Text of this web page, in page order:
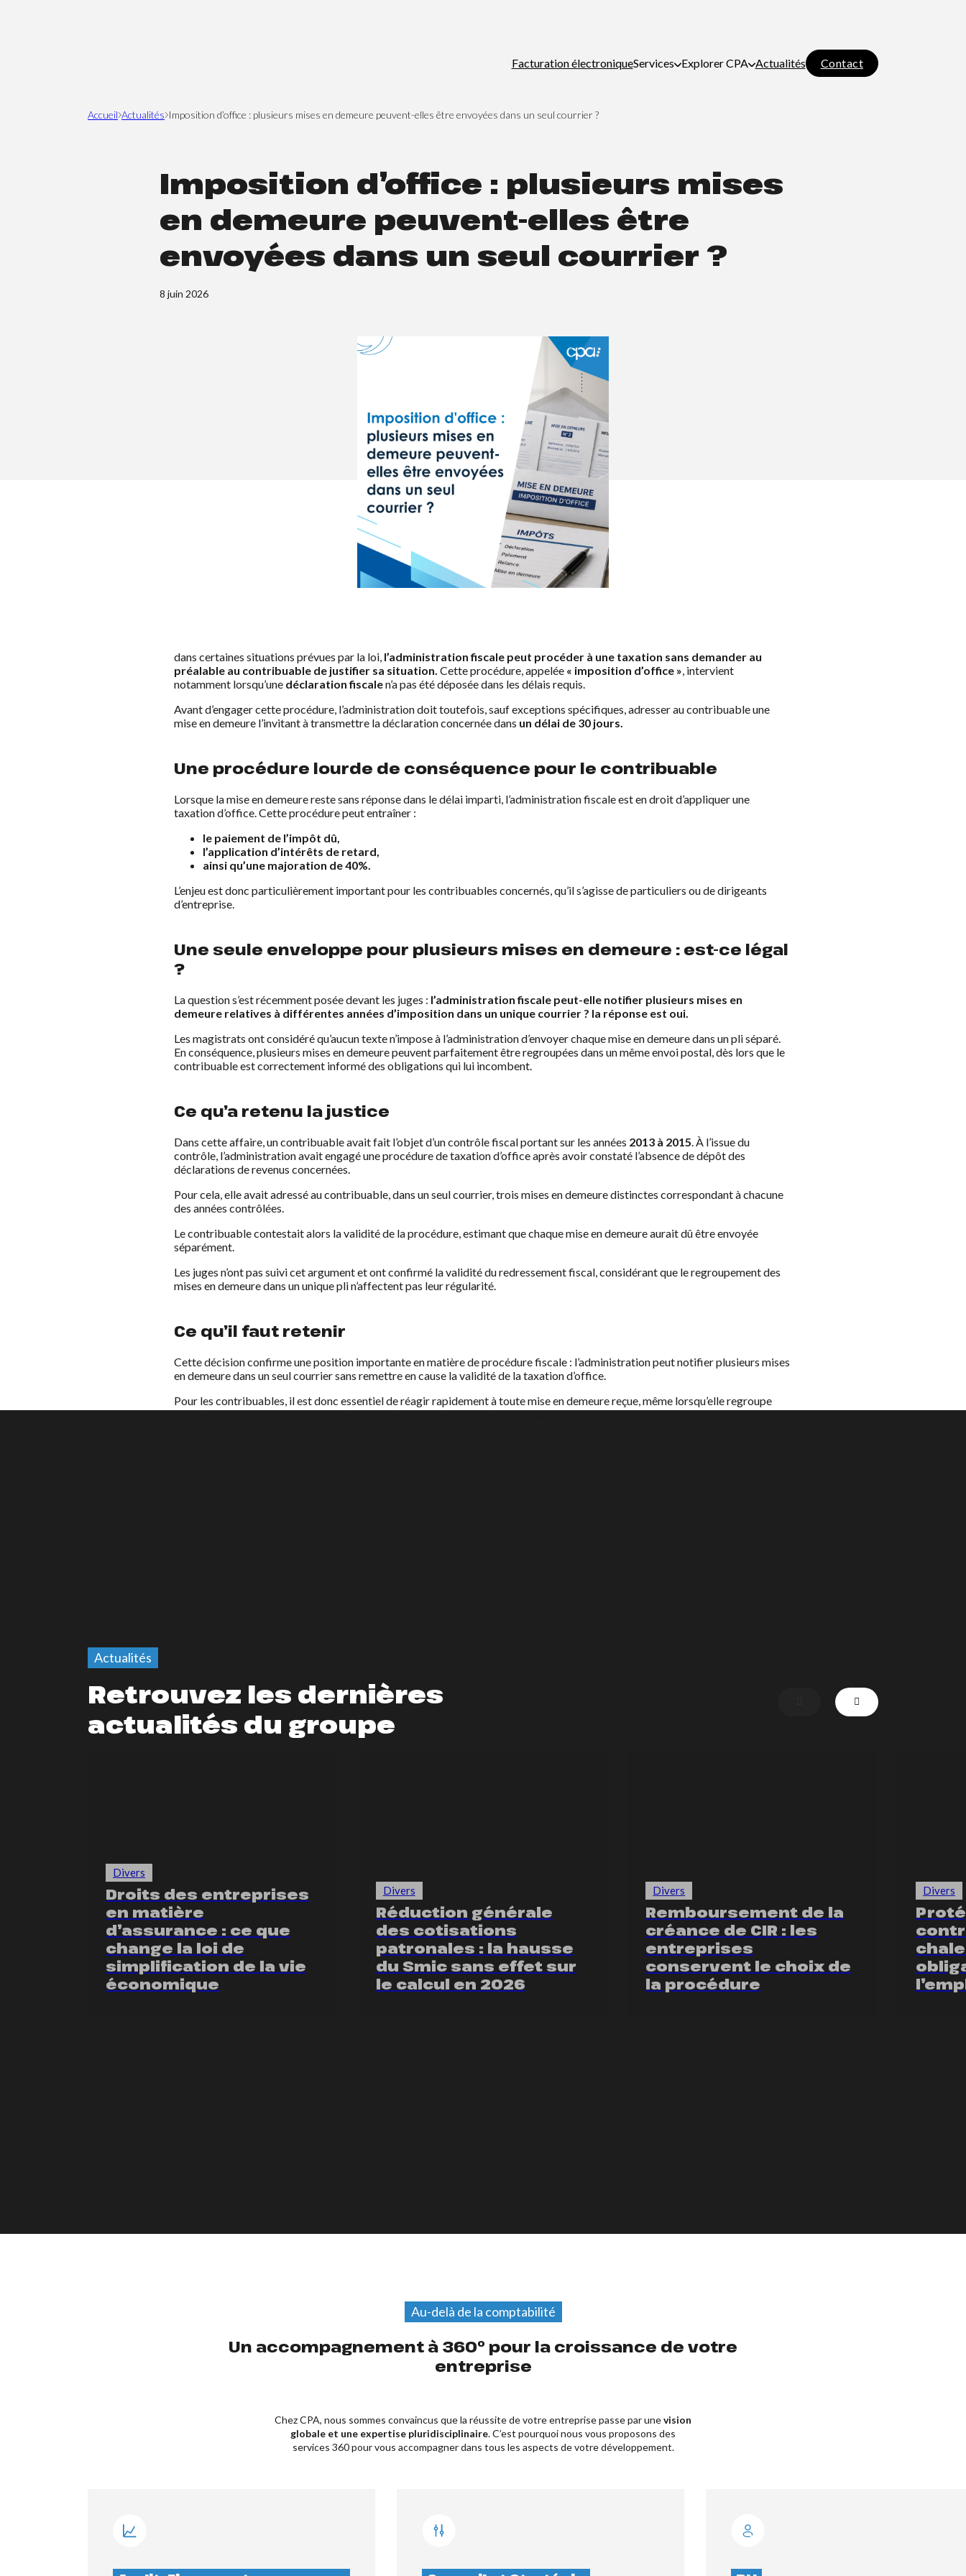
Facturation électroniqueServices Explorer CPA Actualités Contact
Accueil Actualités Imposition d’office : plusieurs mises en demeure peuvent-elles être envoyées dans un seul courrier ?
Imposition d’office : plusieurs mises
en demeure peuvent-elles être
envoyées dans un seul courrier ?
8 juin 2026
dans certaines situations prévues par la loi, l’administration fiscale peut procéder à une taxation sans demander au
préalable au contribuable de justifier sa situation. Cette procédure, appelée « imposition d’office », intervient
notamment lorsqu’une déclaration fiscalen’a pas été déposée dans les délais requis.
Avant d’engager cette procédure, l’administration doit toutefois, sauf exceptions spécifiques, adresser au contribuable une
mise en demeure l’invitant à transmettre la déclaration concernée dans un délai de 30 jours.
Une procédure lourde de conséquence pour le contribuable
Lorsque la mise en demeure reste sans réponse dans le délai imparti, l’administration fiscale est en droit d’appliquer une
taxation d’office. Cette procédure peut entraîner :
le paiement de l’impôt dû,
l’application d’intérêts de retard,
ainsi qu’une majoration de 40%.
L’enjeu est donc particulièrement important pour les contribuables concernés, qu’il s’agisse de particuliers ou de dirigeants
d’entreprise.
Une seule enveloppe pour plusieurs mises en demeure : est-ce légal
?
La question s’est récemment posée devant les juges : l’administration fiscale peut-elle notifier plusieurs mises en
demeure relatives à différentes années d’imposition dans un unique courrier ? la réponse est oui.
Les magistrats ont considéré qu’aucun texte n’impose à l’administration d’envoyer chaque mise en demeure dans un pli séparé.
En conséquence, plusieurs mises en demeure peuvent parfaitement être regroupées dans un même envoi postal, dès lors que le
contribuable est correctement informé des obligations qui lui incombent.
Ce qu’a retenu la justice
Dans cette affaire, un contribuable avait fait l’objet d’un contrôle fiscal portant sur les années 2013 à 2015. À l’issue du
contrôle, l’administration avait engagé une procédure de taxation d’office après avoir constaté l’absence de dépôt des
déclarations de revenus concernées.
Pour cela, elle avait adressé au contribuable, dans un seul courrier, trois mises en demeure distinctes correspondant à chacune
des années contrôlées.
Le contribuable contestait alors la validité de la procédure, estimant que chaque mise en demeure aurait dû être envoyée
séparément.
Les juges n’ont pas suivi cet argument et ont confirmé la validité du redressement fiscal, considérant que le regroupement des
mises en demeure dans un unique pli n’affectent pas leur régularité.
Ce qu’il faut retenir
Cette décision confirme une position importante en matière de procédure fiscale : l’administration peut notifier plusieurs mises
en demeure dans un seul courrier sans remettre en cause la validité de la taxation d’office.
Pour les contribuables, il est donc essentiel de réagir rapidement à toute mise en demeure reçue, même lorsqu’elle regroupe
plusieurs années fiscales, afin d’éviter des pénalités financières significatives.
Actualités
Retrouvez les dernières
actualités du groupe
Divers
Droits des entreprises
en matière
d’assurance : ce que
change la loi de
simplification de la vie
économique
Divers
Réduction générale
des cotisations
patronales : la hausse
du Smic sans effet sur
le calcul en 2026
Divers
Remboursement de la
créance de CIR : les
entreprises
conservent le choix de
la procédure
Divers
Au-delà de la comptabilité
Un accompagnement à 360° pour la croissance de votre
entreprise
Chez CPA, nous sommes convaincus que la réussite de votre entreprise passe par unevision
globale et une expertise pluridisciplinaire. C’est pourquoi nous vous proposons des
services 360 pour vous accompagner dans tous les aspects de votre développement.